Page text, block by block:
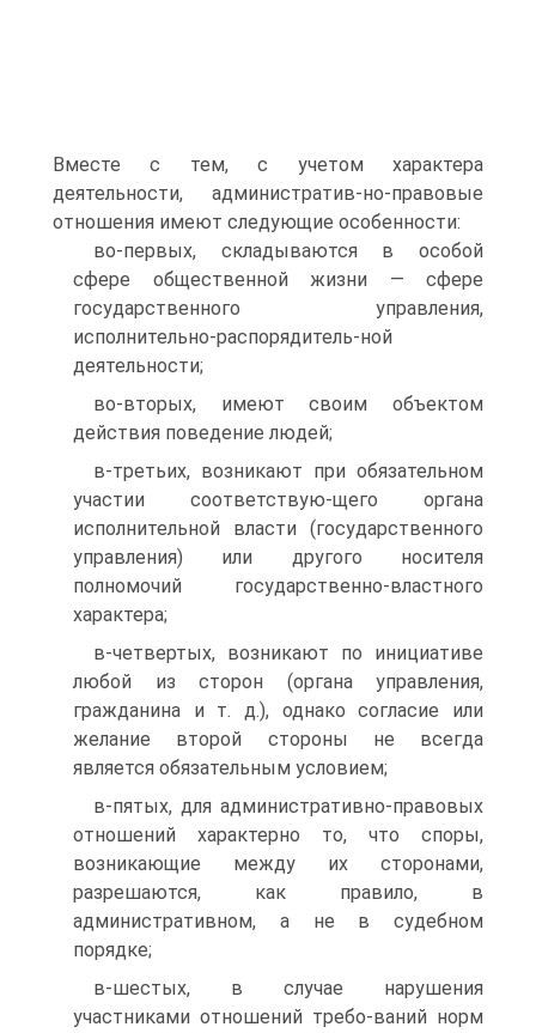
Вместе с тем, с учетом характера
деятельности, административ-но-правовые
отношения имеют следующие особенности:
во-первых, складываются в особой
сфере общественной жизни — сфере
государственного управления,
исполнительно-распорядитель-ной
деятельности;
во-вторых, имеют своим объектом
действия поведение людей;
в-третьих, возникают при обязательном
участии соответствую-щего органа
исполнительной власти (государственного
управления) или другого носителя
полномочий государственно-властного
характера;
в-четвертых, возникают по инициативе
любой из сторон (органа управления,
гражданина и т. д.), однако согласие или
желание второй стороны не всегда
является обязательным условием;
в-пятых, для административно-правовых
отношений характерно то, что споры,
возникающие между их сторонами,
разрешаются, как правило, в
административном, а не в судебном
порядке;
в-шестых, в случае нарушения
участниками отношений требо-ваний норм